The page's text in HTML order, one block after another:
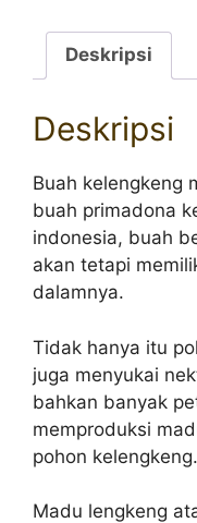
Deskripsi
Deskripsi
Buah kelengkeng
buah primadona
indonesia, buah
akan tetapi
dalamnya.
Tidak hanya itu
juga menyukai
bahkan banyak
memproduksi
pohon kelengkeng.
Madu lengkeng